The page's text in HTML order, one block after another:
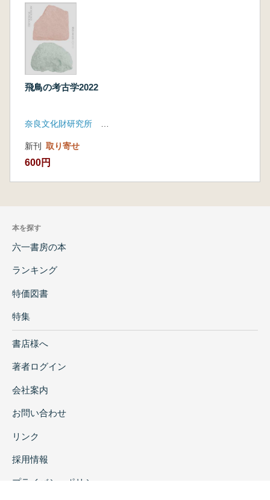
飛鳥の考古学2022
新刊 取り寄せ
600円
本を探す
六一書房の本
ランキング
特価図書
特集
書店様へ
著者ログイン
会社案内
お問い合わせ
リンク
採用情報
プライバシーポリシー